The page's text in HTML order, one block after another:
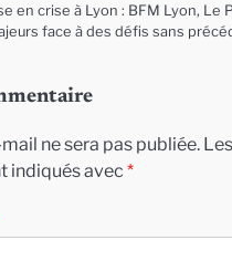
en crise à Lyon : BFM Lyon, Le
face à des défis sans
ne sera pas publiée.
indiqués avec*